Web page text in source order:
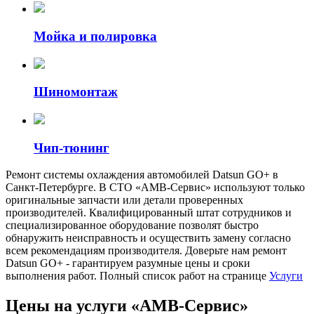
Мойка и полировка
Шиномонтаж
Чип-тюнинг
Ремонт системы охлаждения автомобилей Datsun GO+ в
Санкт-Петербурге. В СТО «АМВ-Сервис» используют только
оригинальные запчасти или детали проверенных
производителей. Квалифицированный штат сотрудников и
специализированное оборудование позволят быстро
обнаружить неисправность и осуществить замену согласно
всем рекомендациям производителя. Доверьте нам ремонт
Datsun GO+ - гарантируем разумные цены и сроки
выполнения работ. Полный список работ на странице Услуги
Цены на услуги «АМВ-Сервис»